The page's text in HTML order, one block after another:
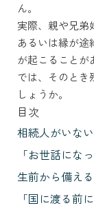
ん。
実際、親や兄弟
あるいは縁が
が起こることが
では、そのとき
しょうか。
目次
相続人がいな
「お世話にな
生前から備え
「国に渡る前